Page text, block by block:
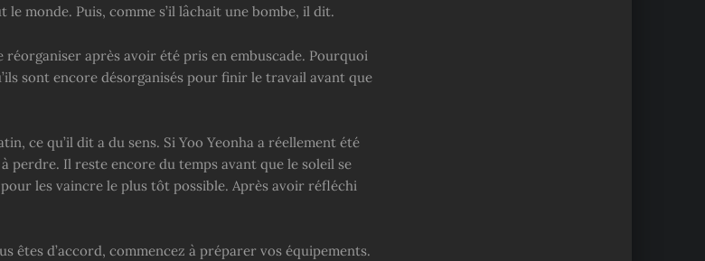
monde. Puis, comme s’il lâchait une bombe, il dit.
réorganiser après avoir été pris en embuscade. Pourquoi
sont encore désorganisés pour finir le travail avant que
ce qu’il dit a du sens. Si Yoo Yeonha a réellement été
perdre. Il reste encore du temps avant que le soleil se
les vaincre le plus tôt possible. Après avoir réfléchi
êtes d’accord, commencez à préparer vos équipements.